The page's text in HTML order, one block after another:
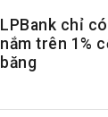
LPBank chỉ
nắm trên 1%
băng